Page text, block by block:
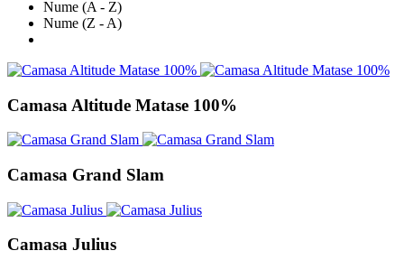
Nume (A - Z)
Nume (Z - A)
Camasa Altitude Matase 100%
Camasa Grand Slam
Camasa Julius